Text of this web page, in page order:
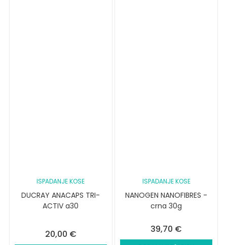
ISPADANJE KOSE
DUCRAY ANACAPS TRI-
ACTIV a30
20,00 €
ISPADANJE KOSE
NANOGEN NANOFIBRES -
crna 30g
39,70 €